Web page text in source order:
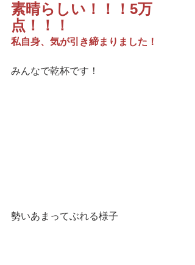
素晴らしい！！！5万
点！！！
私自身、気が引き締まりました！
みんなで乾杯です！
勢いあまってぶれる様子